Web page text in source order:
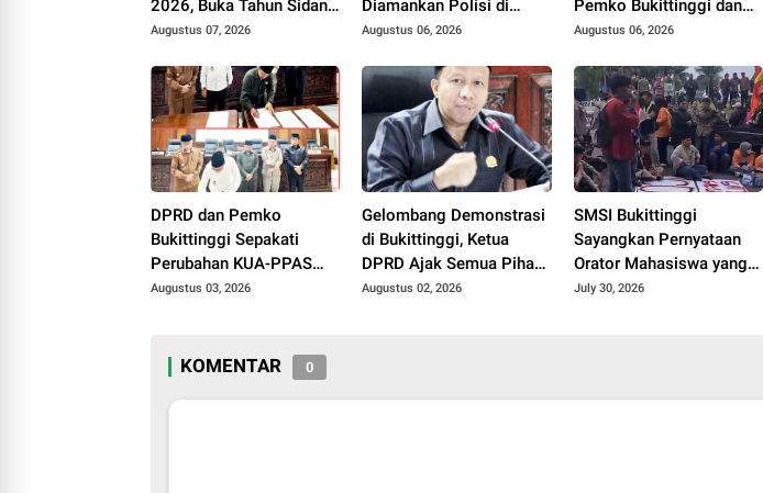
2026, Buka Tahun Sidang
2026-2027, Wako
Augustus 07, 2026
Diamankan Polisi di
Bukittinggi
Augustus 06, 2026
Pemko Bukittinggi dan
UFDK Perlu Diselesaikan
Polemik di Media Sosial
Augustus 06, 2026
DPRD dan Pemko
Bukittinggi Sepakati
Perubahan KUA-PPAS
APBD 2026, Jadi Dasar
Augustus 03, 2026
Gelombang Demonstrasi
di Bukittinggi, Ketua
DPRD Ajak Semua Pihak
Jaga Kondusivitas.
Augustus 02, 2026
SMSI Bukittinggi
Sayangkan Pernyataan
Orator Mahasiswa yang
Singgung Wartawan Saat
July 30, 2026
KOMENTAR 0